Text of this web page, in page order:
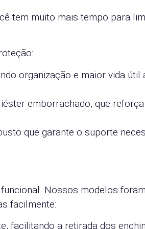
tem muito mais tempo para
organização e maior vida útil
emborrachado, que
que garante o suporte
Nossos modelos foram
facilmente:
facilitando a retirada dos